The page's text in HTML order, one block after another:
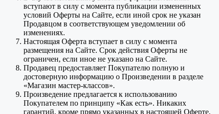
вступают в силу с момента публикации измененных
условий Оферты на Сайте, если иной срок не указан
Продавцом в соответствующем уведомлении об
изменениях.
Настоящая Оферта вступает в силу с момента
размещения на Сайте. Срок действия Оферты не
ограничен, если иное не указано на Сайте.
Продавец предоставляет Покупателю полную и
достоверную информацию о Произведении в разделе
«Магазин мастер-классов».
Произведение предлагается к использованию
Покупателем по принципу «Как есть». Никаких
гарантий, кроме прямо указанных в настоящей Оферте,